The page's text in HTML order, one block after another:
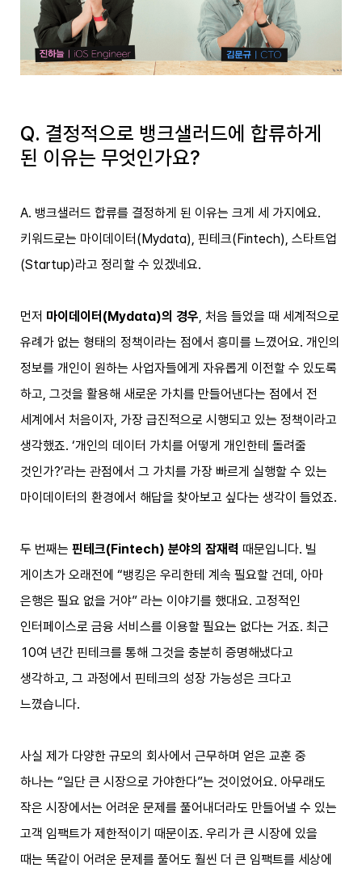
Q. 결정적으로 뱅크샐러드에 합류하게
된 이유는 무엇인가요?
A. 뱅크샐러드 합류를 결정하게 된 이유는 크게 세 가지에요.
키워드로는 마이데이터(Mydata), 핀테크(Fintech), 스타트업
(Startup)라고 정리할 수 있겠네요.
먼저 마이데이터(Mydata)의 경우 , 처음 들었을 때 세계적으로
유례가 없는 형태의 정책이라는 점에서 흥미를 느꼈어요. 개인의
정보를 개인이 원하는 사업자들에게 자유롭게 이전할 수 있도록
하고, 그것을 활용해 새로운 가치를 만들어낸다는 점에서 전
세계에서 처음이자, 가장 급진적으로 시행되고 있는 정책이라고
생각했죠. ‘개인의 데이터 가치를 어떻게 개인한테 돌려줄
것인가?’라는 관점에서 그 가치를 가장 빠르게 실행할 수 있는
마이데이터의 환경에서 해답을 찾아보고 싶다는 생각이 들었죠.
두 번째는 핀테크(Fintech) 분야의 잠재력 때문입니다. 빌
게이츠가 오래전에 “뱅킹은 우리한테 계속 필요할 건데, 아마
은행은 필요 없을 거야” 라는 이야기를 했대요. 고정적인
인터페이스로 금융 서비스를 이용할 필요는 없다는 거죠. 최근
10여 년간 핀테크를 통해 그것을 충분히 증명해냈다고
생각하고, 그 과정에서 핀테크의 성장 가능성은 크다고
느꼈습니다.
사실 제가 다양한 규모의 회사에서 근무하며 얻은 교훈 중
하나는 “일단 큰 시장으로 가야한다”는 것이었어요. 아무래도
작은 시장에서는 어려운 문제를 풀어내더라도 만들어낼 수 있는
고객 임팩트가 제한적이기 때문이죠. 우리가 큰 시장에 있을
때는 똑같이 어려운 문제를 풀어도 훨씬 더 큰 임팩트를 세상에